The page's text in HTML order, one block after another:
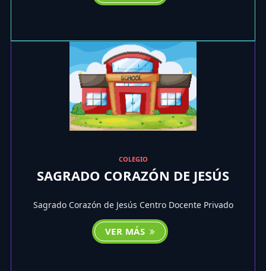
COLEGIO
SAGRADO CORAZÓN DE JESÚS
Sagrado Corazón de Jesús Centro Docente Privado
VER MÁS